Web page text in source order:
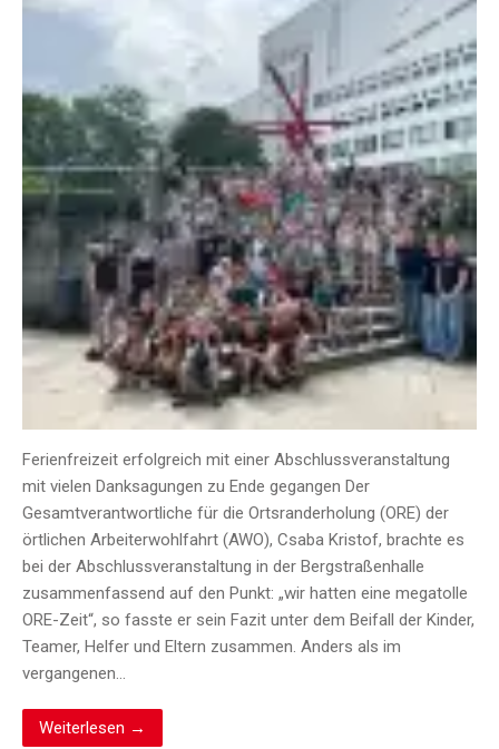
Ferienfreizeit erfolgreich mit einer Abschlussveranstaltung
mit vielen Danksagungen zu Ende gegangen Der
Gesamtverantwortliche für die Ortsranderholung (ORE) der
örtlichen Arbeiterwohlfahrt (AWO), Csaba Kristof, brachte es
bei der Abschlussveranstaltung in der Bergstraßenhalle
zusammenfassend auf den Punkt: „wir hatten eine megatolle
ORE-Zeit“, so fasste er sein Fazit unter dem Beifall der Kinder,
Teamer, Helfer und Eltern zusammen. Anders als im
vergangenen…
Weiterlesen →